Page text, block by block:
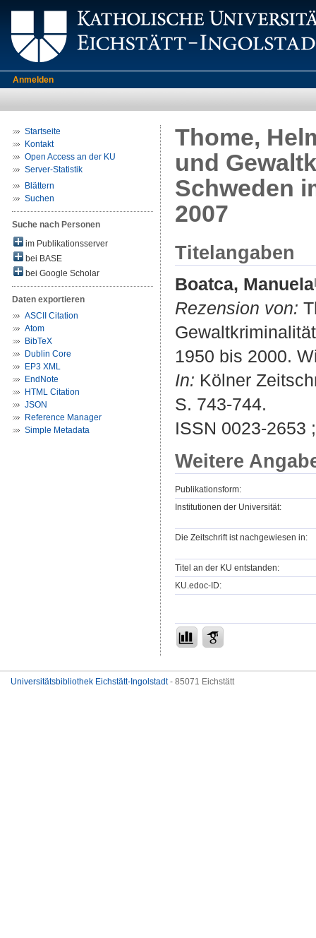
Anmelden
Startseite
Kontakt
Open Access an der KU
Server-Statistik
Blättern
Suchen
Suche nach Personen
im Publikationsserver
bei BASE
bei Google Scholar
Daten exportieren
ASCII Citation
Atom
BibTeX
Dublin Core
EP3 XML
EndNote
HTML Citation
JSON
Reference Manager
Simple Metadata
Thome,
und
Schweden
2007
Titelangaben
Boatca, Manuela
Rezension von:
1950 bis 2000.
In: Kölner
S. 743-744.
ISSN 0023-2653
Weitere
Publikationsform:
Institutionen der Universität:
Die Zeitschrift ist nachgewiesen in:
Titel an der KU entstanden:
KU.edoc-ID:
Universitätsbibliothek Eichstätt-Ingolstadt- 85071 Eichstätt